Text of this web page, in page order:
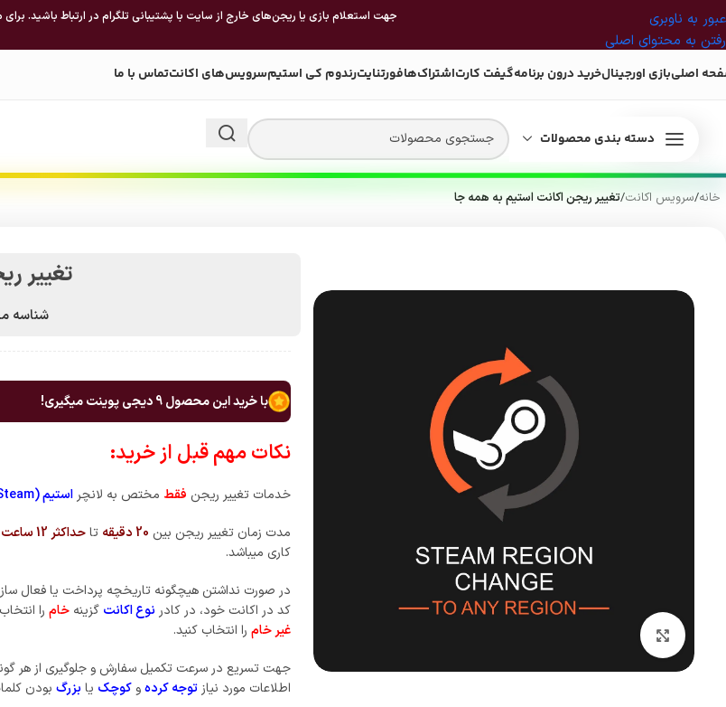
عبور به ناوبری
رفتن به محتوای اصلی
جهت استعلام بازی یا ریجن‌های خارج از سایت با پشتیبانی تلگرام در ارتباط باشید.
اصلیبازی اورجینالخرید درون برنامهگیفت کارتاشتراک‌هافورتنایترندوم کی استیمسرویس‌های اکانتتماس با ما
دسته بندی محصولات
خانه/سرویس اکانت/تغییر ریجن اکانت استیم به همه جا
تغییر
شناسه
با خرید این محصول9دیجی پوینت میگیری!
نکات مهم قبل از خرید:
خدمات تغییر ریجن فقط مختص به لانچر استیم (Steam)
مدت زمان تغییر ریجن بین 20 دقیقه تاحداکثر 12 ساعت
کاری میباشد.
در صورت نداشتن هیچگونه تاریخچه پرداخت یا فعال
کد در اکانت خود، در کادر نوع اکانت گزینه خامرا
غیر خامرا انتخاب کنید.
جهت تسریع در سرعت تکمیل سفارش و جلوگیری از هر
اطلاعات مورد نیاز توجه کردهو کوچک یا بزرگبودن